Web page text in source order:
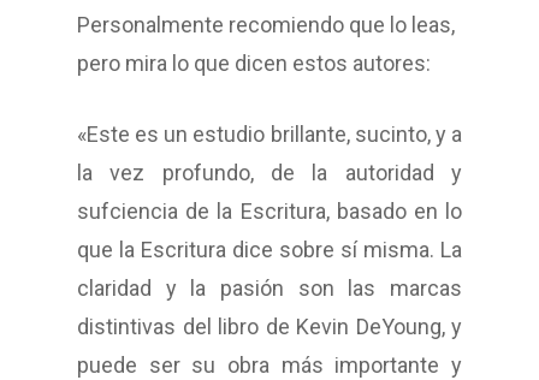
Personalmente recomiendo que lo leas,
pero mira lo que dicen estos autores:
«Este es un estudio brillante, sucinto, y a
la vez profundo, de la autoridad y
sufciencia de la Escritura, basado en lo
que la Escritura dice sobre sí misma. La
claridad y la pasión son las marcas
distintivas del libro de Kevin DeYoung, y
puede ser su obra más importante y